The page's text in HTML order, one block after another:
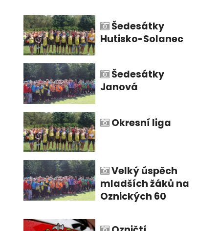
Šedesátky
Hutisko-Solanec
Šedesátky
Janová
Okresní liga
Velký úspěch
mladších žáků na
Oznických 60